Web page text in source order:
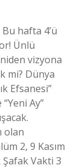
hafta 4’ü
Ünlü
vizyona
mi? Dünya
Efsanesi”
Ay”
olan
2, 9 Kasım
Şafak Vakti 3